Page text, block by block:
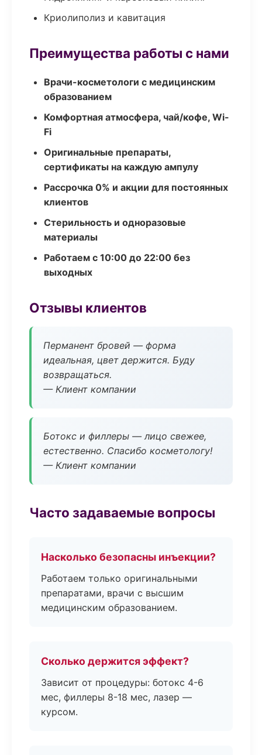
Криолиполиз и кавитация
Преимущества работы с нами
Врачи-косметологи с медицинским
образованием
Комфортная атмосфера, чай/кофе, Wi-
Fi
Оригинальные препараты,
сертификаты на каждую ампулу
Рассрочка 0% и акции для постоянных
клиентов
Стерильность и одноразовые
материалы
Работаем с 10:00 до 22:00 без
выходных
Отзывы клиентов
Перманент бровей — форма
идеальная, цвет держится. Буду
возвращаться.
— Клиент компании
Ботокс и филлеры — лицо свежее,
естественно. Спасибо косметологу!
— Клиент компании
Часто задаваемые вопросы
Насколько безопасны инъекции?
Работаем только оригинальными
препаратами, врачи с высшим
медицинским образованием.
Сколько держится эффект?
Зависит от процедуры: ботокс 4-6
мес, филлеры 8-18 мес, лазер —
курсом.